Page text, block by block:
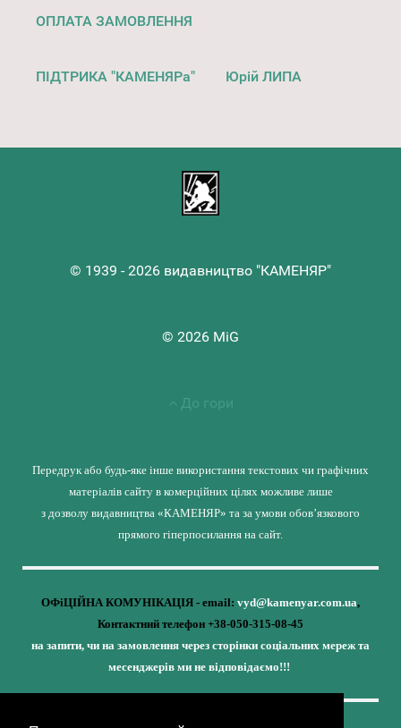
ОПЛАТА ЗАМОВЛЕННЯ
ПІДТРИКА "КАМЕНЯРа" Юрій ЛИПА
© 1939 - 2026 видавництво "КАМЕНЯР"
© 2026 MiG
До гори
Передрук або будь-яке інше використання текстових чи графічних
матеріалів сайту в комерційних цілях можливе лише
з дозволу видавництва «КАМЕНЯР» та за умови обов’язкового
прямого гіперпосилання на сайт.
ОФіЦІЙНА КОМУНІКАЦІЯ - email: vyd@kamenyar.com.ua,
Контактний телефон +38-050-315-08-45
на запити, чи на замовлення через сторінки соціальних мереж та
месенджерів ми не відповідаємо!!!